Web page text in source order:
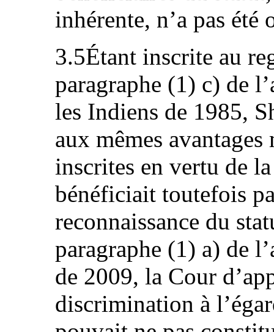
inhérente, n’a pas
3.5Étant inscrite au
paragraphe (1) c) de
les Indiens de 1985,
aux mêmes
inscrites en vertu de
bénéficiait toutefois
reconnaissance du
paragraphe (1) a) de
de 2009, la Cour
discrimination à